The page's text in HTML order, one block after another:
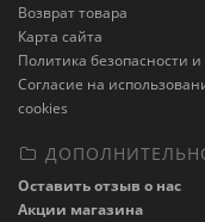
Возврат товара
Карта сайта
Политика безопасности
Cогласие на
cookies
Оставить отзыв о нас
Акции магазина